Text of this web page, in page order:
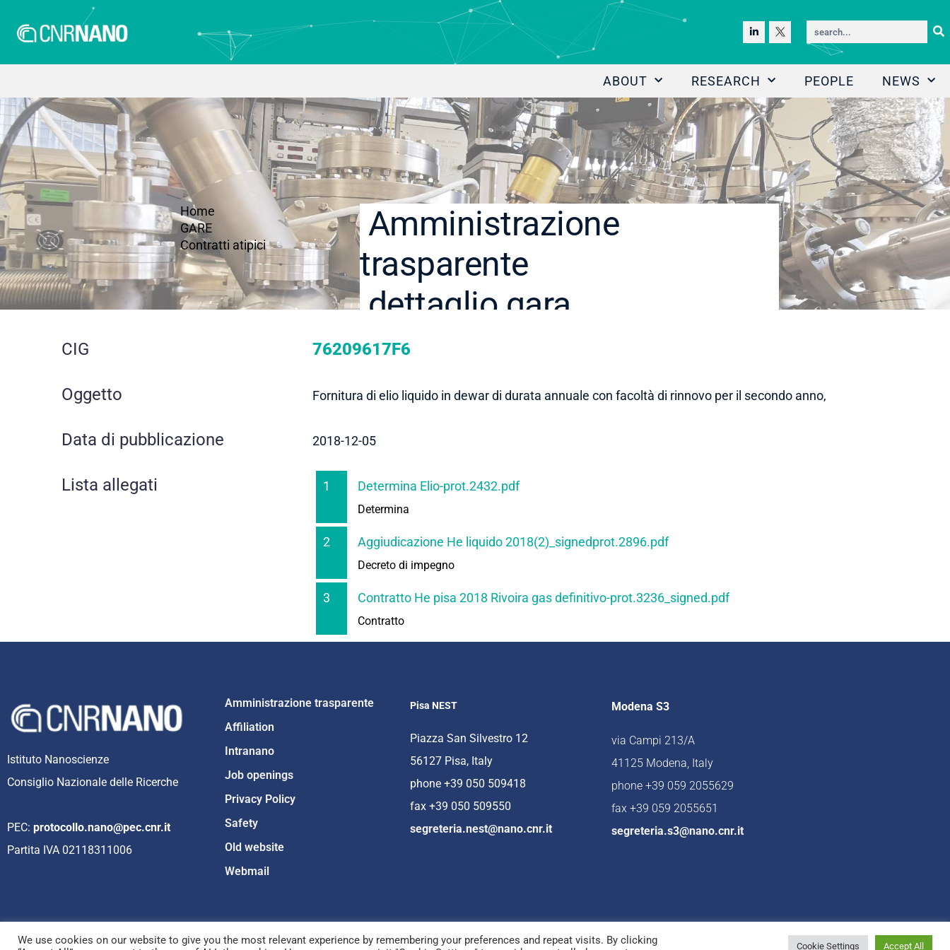
ABOUT RESEARCH PEOPLE NEWS
Home
GARE
Contratti atipici
Amministrazione
trasparente
dettaglio gara
CIG 76209617F6
Oggetto Fornitura di elio liquido in dewar di durata annuale con facoltà di rinnovo per il secondo anno,
Data di pubblicazione 2018-12-05
Lista allegati 1 Determina Elio-prot.2432.pdf
Determina
2 Aggiudicazione He liquido 2018(2)_signedprot.2896.pdf
Decreto di impegno
3 Contratto He pisa 2018 Rivoira gas definitivo-prot.3236_signed.pdf
Contratto
Istituto Nanoscienze
Consiglio Nazionale delle Ricerche
PEC: protocollo.nano@pec.cnr.it
Partita IVA 02118311006
Amministrazione trasparente
Affiliation
Intranano
Job openings
Privacy Policy
Safety
Old website
Webmail
Pisa NEST
Piazza San Silvestro 12
56127 Pisa, Italy
phone +39 050 509418
fax +39 050 509550
segreteria.nest@nano.cnr.it
Modena S3
via Campi 213/A
41125 Modena, Italy
phone +39 059 2055629
fax +39 059 2055651
segreteria.s3@nano.cnr.it
We use cookies on our website to give you the most relevant experience by remembering your preferences and repeat visits. By clicking
Cookie Settings Accept All